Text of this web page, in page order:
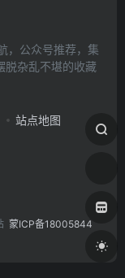
，公众号推荐，集
脱杂乱不堪的收藏
站点地图
蒙ICP备18005844